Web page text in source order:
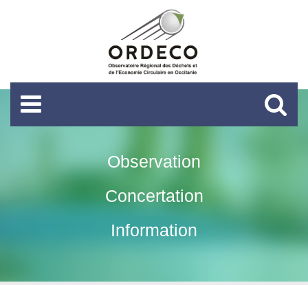
Observation
Concertation
Information